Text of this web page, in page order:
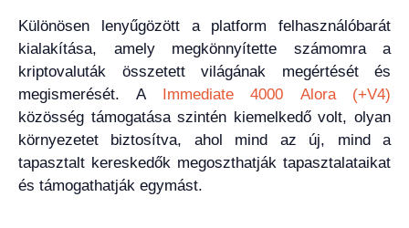
Különösen lenyűgözött a platform felhasználóbarát
kialakítása, amely megkönnyítette számomra a
kriptovaluták összetett világának megértését és
megismerését. A Immediate 4000 Alora (+V4)
közösség támogatása szintén kiemelkedő volt, olyan
környezetet biztosítva, ahol mind az új, mind a
tapasztalt kereskedők megoszthatják tapasztalataikat
és támogathatják egymást.